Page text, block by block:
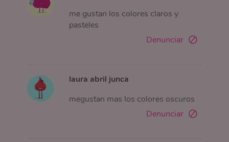
me gustan los colores claros y
pasteles
Denunciar
laura abril junca
megustan mas los colores oscuros
Denunciar